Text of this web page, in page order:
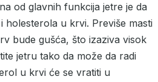
od glavnih funkcija jetre je da
holesterola u krvi. Previše masti
bude gušća, što izaziva visok
jetru tako da može da radi
u krvi će se vratiti u